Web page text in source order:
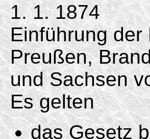
1. 1. 1874
Einführung der
Preußen,
und Sachsen
Es gelten
das Gesetz